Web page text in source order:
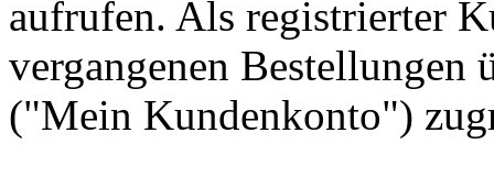
aufrufen. Als registrierter
vergangenen
("Mein Kundenkonto")